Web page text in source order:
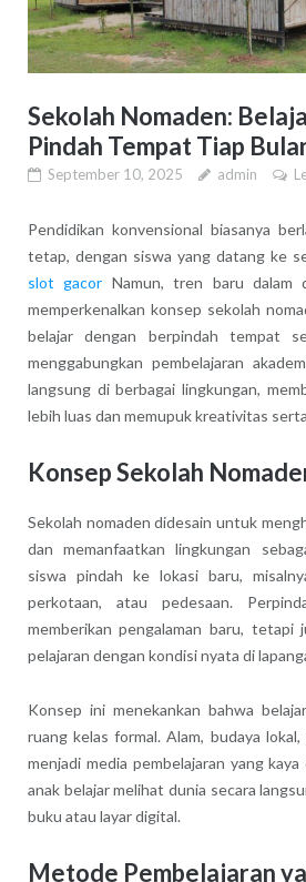
Sekolah Nomaden:
Pindah Tempat Tiap
September 10, 2025 admin
Pendidikan konvensional biasanya
tetap, dengan siswa yang datang ke
slot gacor Namun, tren baru dalam
memperkenalkan konsep sekolah
belajar dengan berpindah tempat
menggabungkan pembelajaran
langsung di berbagai lingkungan,
lebih luas dan memupuk kreativitas
Konsep Sekolah
Sekolah nomaden didesain untuk
dan memanfaatkan lingkungan
siswa pindah ke lokasi baru,
perkotaan, atau pedesaan.
memberikan pengalaman baru, tetapi
pelajaran dengan kondisi nyata di
Konsep ini menekankan bahwa
ruang kelas formal. Alam, budaya
menjadi media pembelajaran yang
anak belajar melihat dunia secara
buku atau layar digital.
Metode Pembelajaran